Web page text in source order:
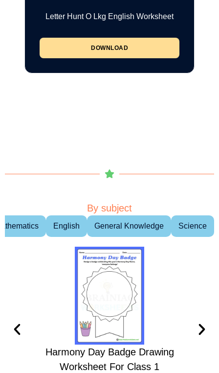
Letter Hunt O Lkg English Worksheet
DOWNLOAD
By subject
English General Knowledge Science
Harmony Day Badge Drawing
Worksheet For Class 1